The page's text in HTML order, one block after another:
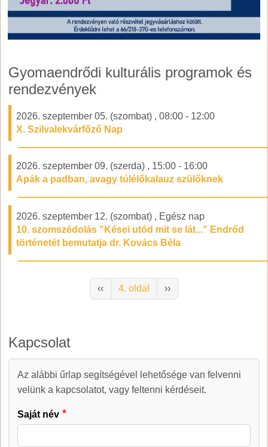
Gyomaendrődi kulturális programok és
rendezvények
2026. szeptember 05. (szombat) , 08:00 - 12:00
X. Szilvalekvárfőző Nap
2026. szeptember 09. (szerda) , 15:00 - 16:00
Apák a padban, avagy túlélőkalauz szülőknek
2026. szeptember 12. (szombat) , Egész nap
10. szomszédolás "Kései utód mit se lát..." Endrőd
történetét bemutatja dr. Kovács Béla
Előző oldal
‹‹ 4. oldal Következő oldal
››
Kapcsolat
Kapcsolat
Az alábbi űrlap segítségével lehetősége van felvenni
velünk a kapcsolatot, vagy feltenni kérdéseit.
Saját név